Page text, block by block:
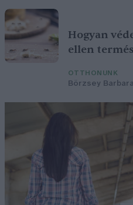
Hogyan
ellen
OTTHONUNK
Börzsey Barbara